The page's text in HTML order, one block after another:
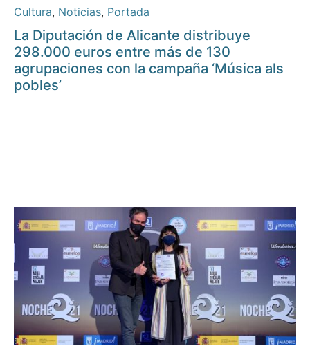
Cultura, Noticias, Portada
La Diputación de Alicante distribuye
298.000 euros entre más de 130
agrupaciones con la campaña ‘Música als
pobles’